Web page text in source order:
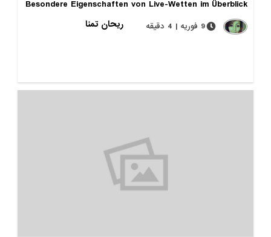
Besondere Eigenschaften von Live-Wetten im Überblick
ریحان تمنا
9 فوریه | 4 دقیقه